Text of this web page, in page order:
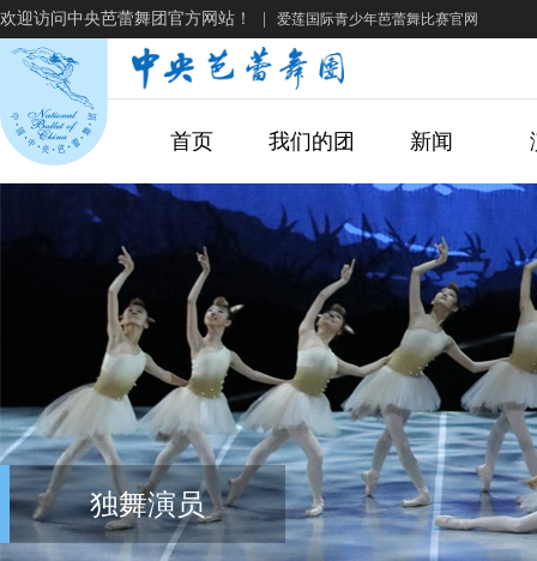
欢迎访问中央芭蕾舞团官方网站！ 爱莲国际青少年芭蕾舞比赛官网
首页 我们的团 新闻
独舞演员